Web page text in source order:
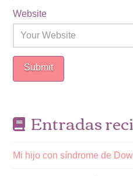
Website
Entradas
Mi hijo con síndrome de